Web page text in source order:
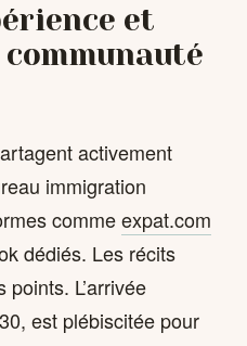
et
activement
immigration
commeexpat.com
dédiés. Les récits
L’arrivée
est plébiscitée pour